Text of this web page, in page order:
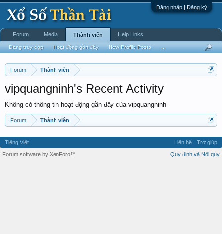
Đăng nhập | Đăng ký
Forum Thành viên
vipquangninh's Recent Activity
Không có thông tin hoạt động gần đây của vipquangninh.
Forum Thành viên
Forum Media Thành viên
Đang truy cập Hoạt động gần đây New Profile Posts
Help Links
Tiếng Việt Liên hệ
Trợ giúp
Quy định và Nội quy
Forum software by XenForo™